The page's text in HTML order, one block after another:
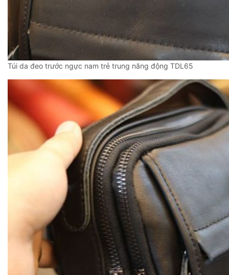
Túi da đeo trước ngực nam trẻ trung năng động TDL65